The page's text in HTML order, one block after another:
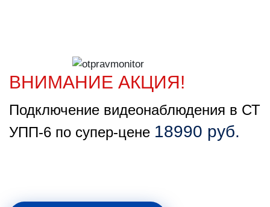
ВНИМАНИЕ АКЦИЯ!
Подключение видеонаблюдения в СТ
УПП-6 по супер-цене 18990 руб.